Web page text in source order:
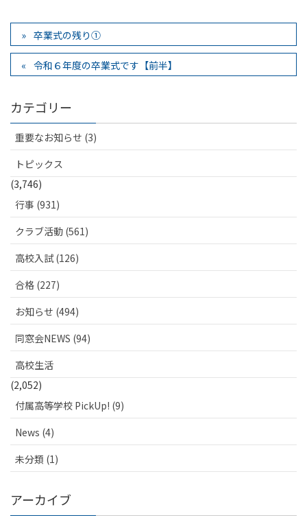
卒業式の残り①
令和６年度の卒業式です【前半】
カテゴリー
重要なお知らせ (3)
トピックス
(3,746)
行事 (931)
クラブ活動 (561)
高校入試 (126)
合格 (227)
お知らせ (494)
同窓会NEWS (94)
高校生活
(2,052)
付属高等学校 PickUp! (9)
News (4)
未分類 (1)
アーカイブ